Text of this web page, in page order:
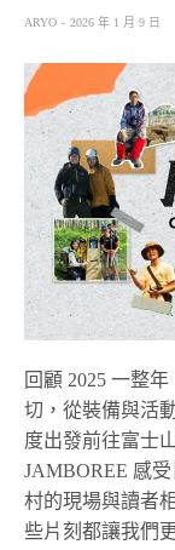
ARYO 2026 年 1 月 9 日
回顧 2025 一整
切，從裝備與活
度出發前往富士
JAMBOREE 感
村的現場與讀者
些片刻都讓我們